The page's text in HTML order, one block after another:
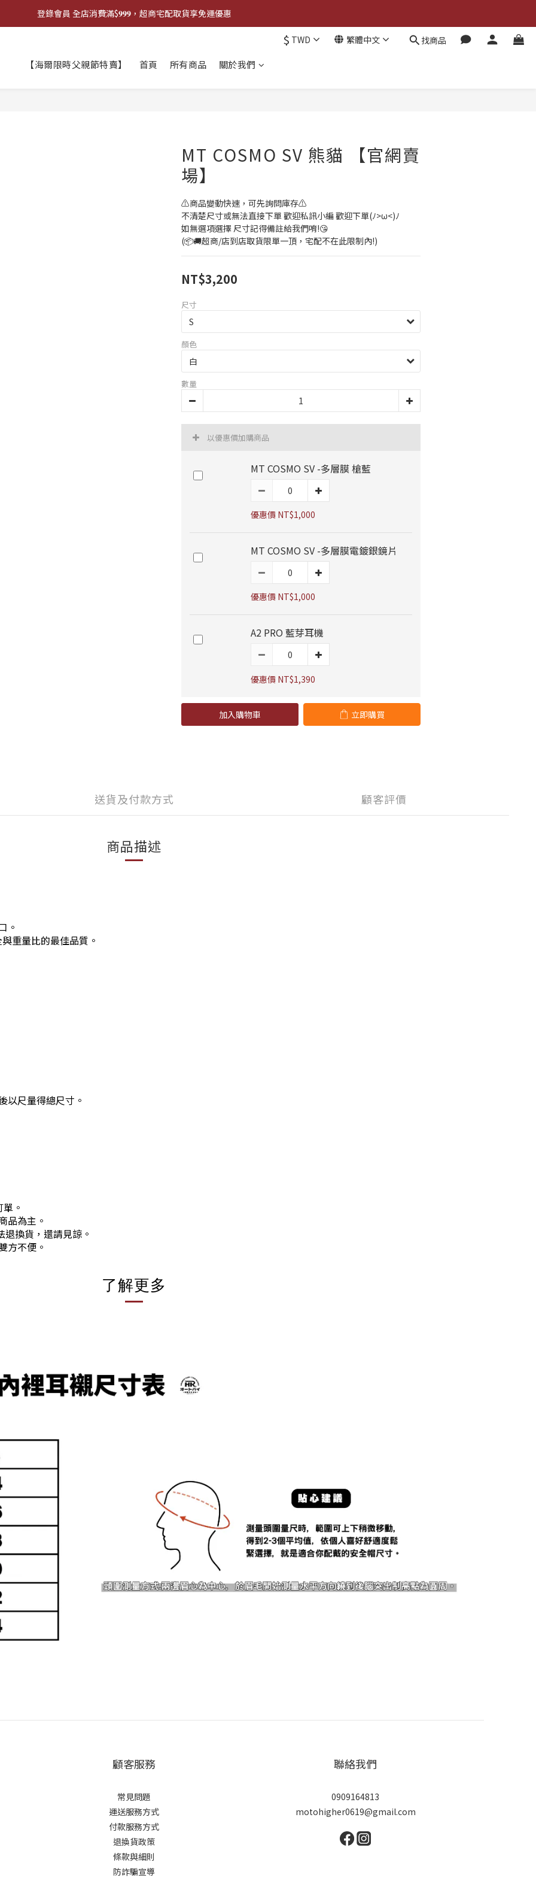
登錄會員 全店消費滿$𝟗𝟗𝟗，超商宅配取貨享免運優惠
登錄會員 全店消費滿$𝟗𝟗𝟗，超商宅配取貨享免運優惠
🔥商品庫存變動快速，請先詢問在下單唷!🔥
$ TWD 繁體中文 找商品
【海爾限時父親節特賣】 首頁 所有商品 關於我們
MT COSMO SV 熊貓 【官網賣
場】
⚠️商品變動快速，可先詢問庫存⚠️
不清楚尺寸或無法直接下單 歡迎私訊小編 歡迎下單(ﾉ>ω<)ﾉ
如無選項選擇 尺寸記得備註給我們唷!😘
(📦🚚超商/店到店取貨限單一頂，宅配不在此限制內!)
NT$3,200
尺寸
顏色
數量
以優惠價加購商品
MT COSMO SV -多層膜 槍藍
優惠價 NT$1,000
MT COSMO SV -多層膜電鍍銀鏡片
優惠價 NT$1,000
A2 PRO 藍芽耳機
優惠價 NT$1,390
加入購物車 立即購買
送貨及付款方式 顧客評價
商品描述
。
重量比的最佳品質。
以尺量得總尺寸。
。
品為主。
換貨，還請見諒。
方不便。
了解更多
顧客服務
常見問題
運送服務方式
付款服務方式
退換貨政策
條款與細則
防詐騙宣導
聯絡我們
0909164813
motohigher0619@gmail.com